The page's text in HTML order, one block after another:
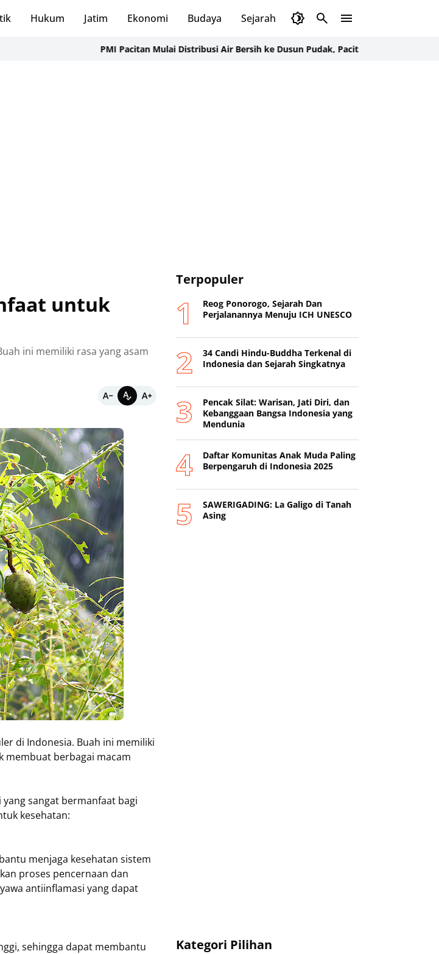
Hukum Jatim Ekonomi Budaya Sejarah Pendidikan
PMI Pacitan Mulai Distribusi Air Bersih ke Dusun Pudak, Pacitan Warga Lega Setelah Empat
untuk
ini memiliki rasa yang asam
di Indonesia. Buah ini memiliki
membuat berbagai macam
sangat bermanfaat bagi
kesehatan:
menjaga kesehatan sistem
proses pencernaan dan
antiinflamasi yang dapat
sehingga dapat membantu
Terpopuler
Reog Ponorogo, Sejarah Dan
Perjalanannya Menuju ICH UNESCO
34 Candi Hindu-Buddha Terkenal di
Indonesia dan Sejarah Singkatnya
Pencak Silat: Warisan, Jati Diri, dan
Kebanggaan Bangsa Indonesia yang
Mendunia
Daftar Komunitas Anak Muda Paling
Berpengaruh di Indonesia 2025
SAWERIGADING: La Galigo di Tanah
Asing
Kategori Pilihan